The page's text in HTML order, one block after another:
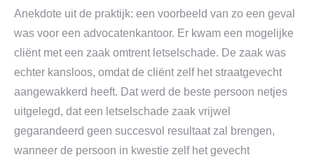
Anekdote uit de praktijk: een voorbeeld van zo een geval
was voor een advocatenkantoor. Er kwam een mogelijke
cliënt met een zaak omtrent letselschade. De zaak was
echter kansloos, omdat de cliënt zelf het straatgevecht
aangewakkerd heeft. Dat werd de beste persoon netjes
uitgelegd, dat een letselschade zaak vrijwel
gegarandeerd geen succesvol resultaat zal brengen,
wanneer de persoon in kwestie zelf het gevecht